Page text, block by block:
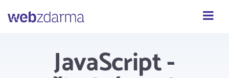
Webzdarma
JavaScript -